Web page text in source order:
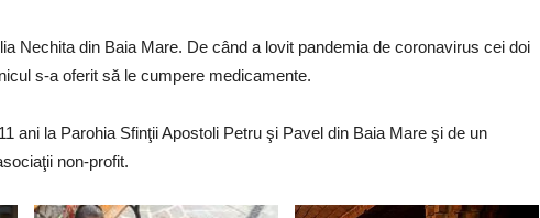
Nechita din Baia Mare. De când a lovit pandemia de coronavirus cei doi
s-a oferit să le cumpere medicamente.
ani la Parohia Sfinţii Apostoli Petru şi Pavel din Baia Mare şi de un
non-profit.